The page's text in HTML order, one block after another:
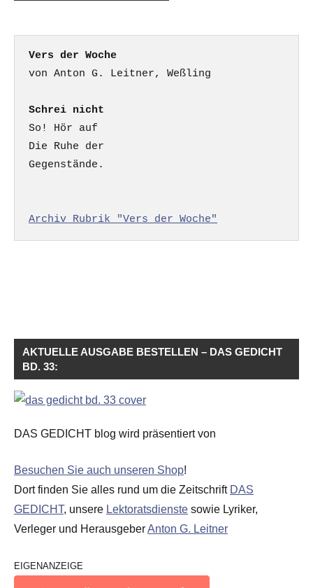
Vers der Woche
Schrei nicht
So! Hör auf
Die Ruhe der
Gegenstände.
Archiv Rubrik "Vers der Woche"
AKTUELLE AUSGABE BESTELLEN – DAS GEDICHT
BD. 33:
DAS GEDICHT blog wird präsentiert von
Besuchen Sie auch unseren Shop!
Dort finden Sie alles rund um die Zeitschrift DAS
GEDICHT, unsere Lektoratsdienste sowie Lyriker,
Verleger und HerausgeberAnton G. Leitner
EIGENANZEIGE